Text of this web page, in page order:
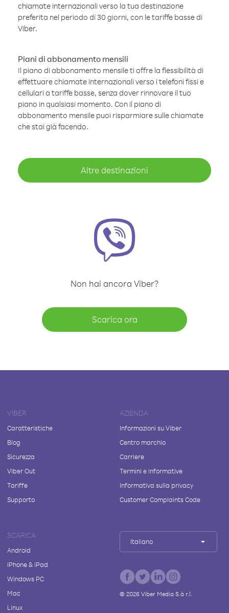
chiamate internazionali verso la tua destinazione
preferita nel periodo di 30 giorni, con le tariffe basse di
Viber.
Piani di abbonamento mensili
Il piano di abbonamento mensile ti offre la flessibilità di
effettuare chiamate internazionali verso i telefoni fissi e
cellulari a tariffe basse, senza dover rinnovare il tuo
piano in qualsiasi momento. Con il piano di
abbonamento mensile puoi risparmiare sulle chiamate
che stai già facendo.
Altre destinazioni
Non hai ancora Viber?
Scarica ora
VIBER
Caratteristiche
Blog
Sicurezza
Viber Out
Tariffe
Supporto
AZIENDA
Informazioni su Viber
Centro marchio
Carriere
Termini e informative
Informativa sulla privacy
Customer Complaints Code
SCARICA
Android
iPhone & iPad
Windows PC
Mac
Linux
Italiano
© 2026Viber Media S.à r.l.